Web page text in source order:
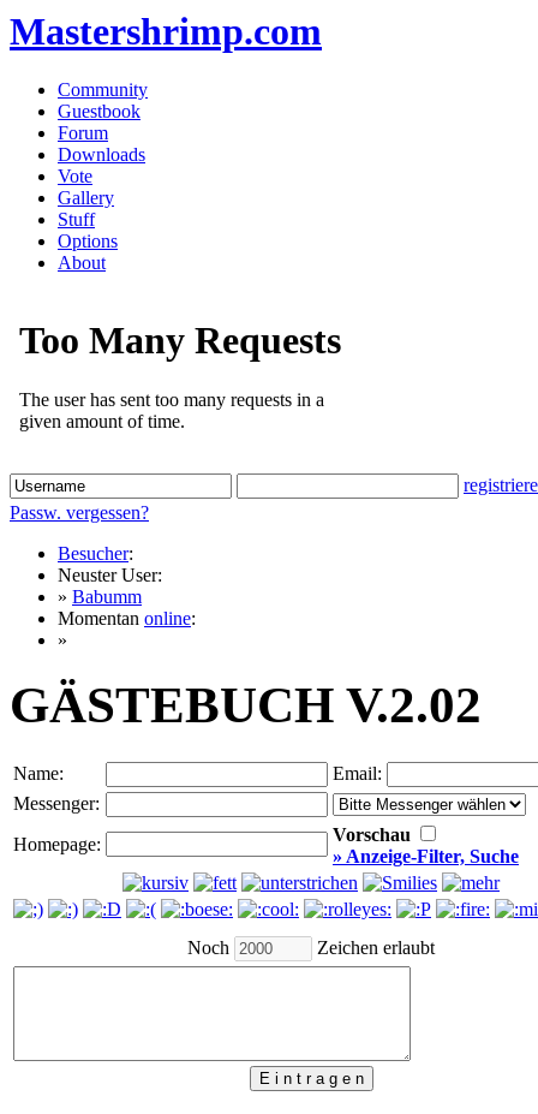
Mastershrimp.com
Community
Guestbook
Forum
Downloads
Vote
Gallery
Stuff
Options
About
Passw. vergessen?
Besucher:
Neuster User:
» Babumm
Momentan online:
»
GÄSTEBUCH V.2.02
Name:
Email:
Messenger:
Homepage:
Vorschau
» Anzeige-Filter, Suche
Noch Zeichen erlaubt